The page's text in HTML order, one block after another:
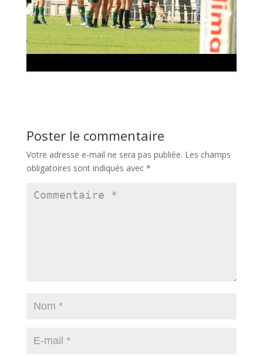
Poster le commentaire
Votre adresse e-mail ne sera pas publiée. Les champs
obligatoires sont indiqués avec *